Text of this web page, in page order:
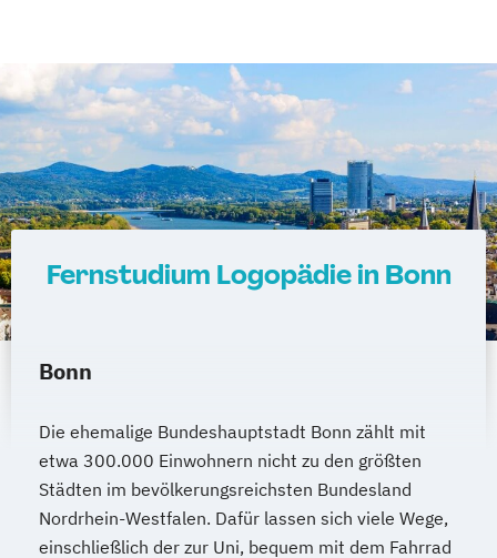
Fernstudium Logopädie in Bonn
Bonn
Die ehemalige Bundeshauptstadt Bonn zählt mit
etwa 300.000 Einwohnern nicht zu den größten
Städten im bevölkerungsreichsten Bundesland
Nordrhein-Westfalen. Dafür lassen sich viele Wege,
einschließlich der zur Uni, bequem mit dem Fahrrad